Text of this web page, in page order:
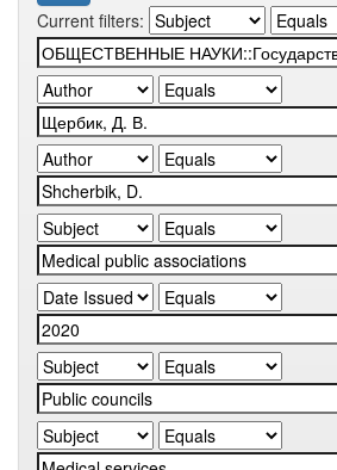
Current filters: